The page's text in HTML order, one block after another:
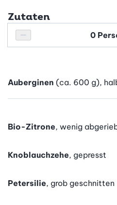
Zutaten
Personenanzahl verringern
Personenanzahl
Auberginen (ca. 600 g),
Bio-Zitrone, wenig
Knoblauchzehe, gepresst
Petersilie, grob geschnitten